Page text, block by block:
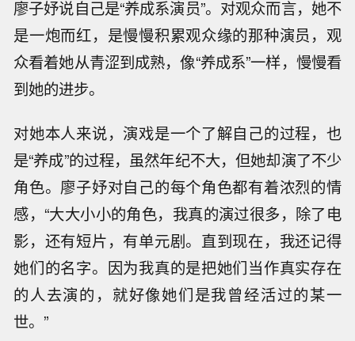
廖子妤说自己是“养成系演员”。对观众而言，她不
是一炮而红，是慢慢积累观众缘的那种演员，观
众看着她从青涩到成熟，像“养成系”一样，慢慢看
到她的进步。
对她本人来说，演戏是一个了解自己的过程，也
是“养成”的过程，虽然年纪不大，但她却演了不少
角色。廖子妤对自己的每个角色都有着浓烈的情
感，“大大小小的角色，我真的演过很多，除了电
影，还有短片，有单元剧。直到现在，我还记得
她们的名字。因为我真的是把她们当作真实存在
的人去演的，就好像她们是我曾经活过的某一
世。”